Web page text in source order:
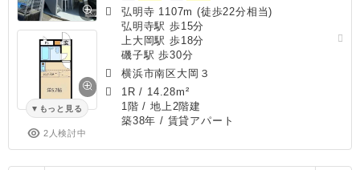
もっと見る
2人検討中
弘明寺 1107m (徒歩22分相当)
弘明寺駅 歩15分
上大岡駅 歩18分
磯子駅 歩30分
横浜市南区大岡３
1R / 14.28m²
1階 / 地上2階建
築38年 / 賃貸アパート